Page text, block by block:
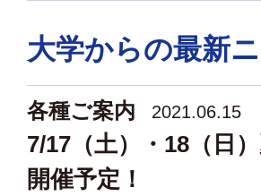
大学からの最新
各種ご案内 2021.06.15
7/17（土）・18（日
開催予定！